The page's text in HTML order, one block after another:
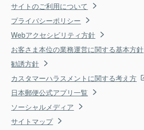
サイトのご利用について
プライバシーポリシー
Webアクセシビリティ方針
お客さま本位の業務運営に関する基本方針
勧誘方針
カスタマーハラスメントに関する考え方
日本郵便公式アプリ一覧
ソーシャルメディア
サイトマップ